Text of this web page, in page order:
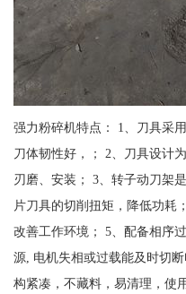
强力粉碎机特点： 1、刀具采
刀体韧性好，； 2、刀具设计
刃磨、安装； 3、转子动刀架
片刀具的切削扭矩，降低功耗
改善工作环境； 5、配备相序
源, 电机失相或过载能及时切
构紧凑，不藏料，易清理，使